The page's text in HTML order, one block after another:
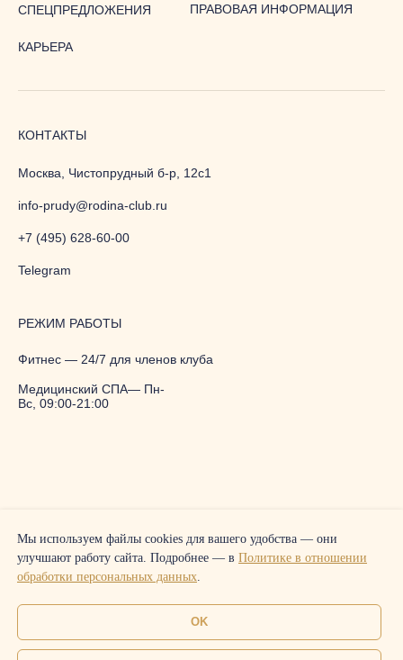
Москва, Чистопрудный б-р, 12с1
+7 (495) 628-60-00
info-prudy@rodina-club.ru
Telegram
© 2025. Rodina Клуб Здоровья и
КАРЬЕРА
СПЕЦПРЕДЛОЖЕНИЯ ПРАВОВАЯ ИНФОРМАЦИЯ
КОНТАКТЫ
Фитнес — 24/7 для членов клуба
Медицинский СПА— Пн-
Вс, 09:00-21:00
РЕЖИМ РАБОТЫ
Мы используем файлы cookies для вашего удобства — они
улучшают работу сайта. Подробнее — в Политике в отношении
обработки персональных данных.
OK
запись